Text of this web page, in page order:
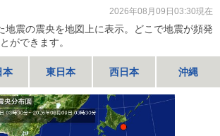
2026年08月09日03:30現在
地震の震央を地図上に表示。どこで地震が頻発
ができます。
本 東日本 西日本 沖縄